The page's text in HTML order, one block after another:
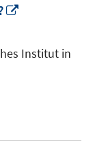
öffnen
Institut in